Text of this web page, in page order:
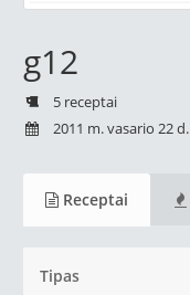
g12
5 receptai
2011 m. vasario 22 d.
Receptai
Tipas